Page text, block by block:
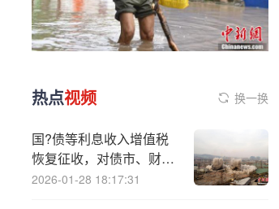
热点视频 换一换
国?债等利息收入增值税
恢复征收，对债市、财
政、银行、个人影响几
2026-01-28 18:17:31